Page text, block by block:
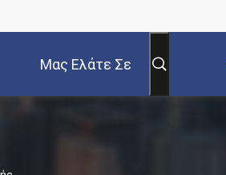
Μας Ελάτε Σε